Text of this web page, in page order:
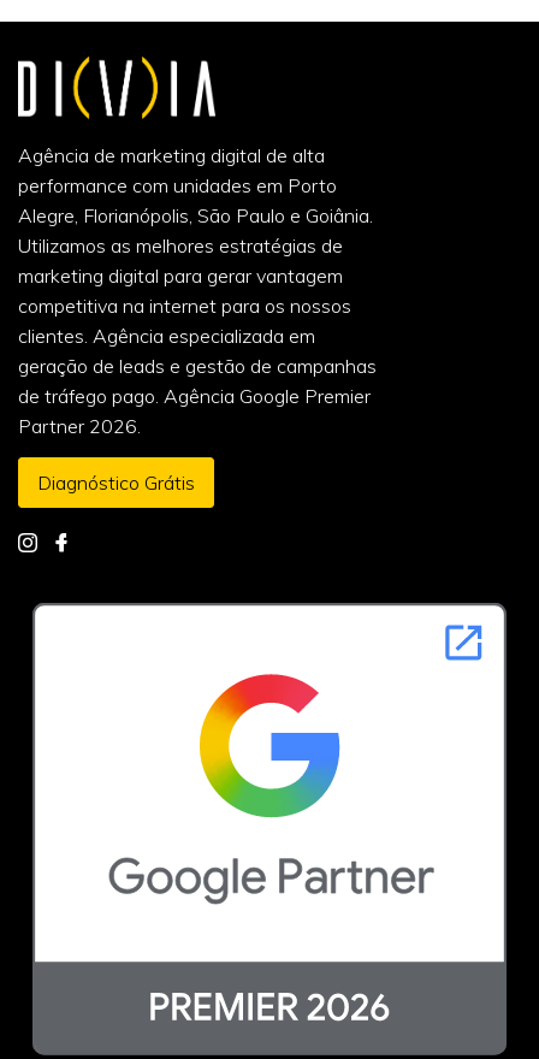
Agência de marketing digital de alta
performance com unidades em Porto
Alegre, Florianópolis, São Paulo e Goiânia.
Utilizamos as melhores estratégias de
marketing digital para gerar vantagem
competitiva na internet para os nossos
clientes. Agência especializada em
geração de leads e gestão de campanhas
de tráfego pago. Agência Google Premier
Partner 2026.
Diagnóstico Grátis